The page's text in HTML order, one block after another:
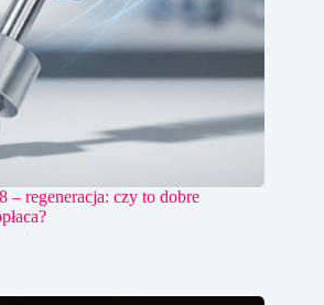
regeneracja: czy to dobre